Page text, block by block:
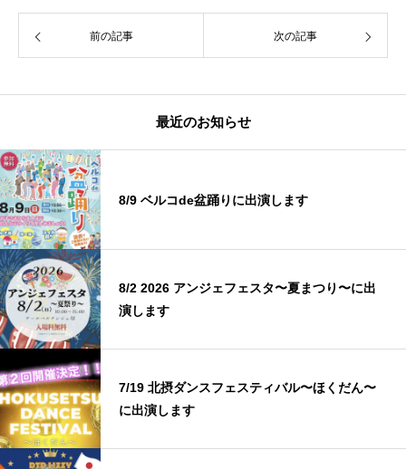
前の記事 次の記事
最近のお知らせ
8/9 ベルコde盆踊りに出演します
8/2 2026 アンジェフェスタ〜夏まつり〜に出
演します
7/19 北摂ダンスフェスティバル〜ほくだん〜
に出演します